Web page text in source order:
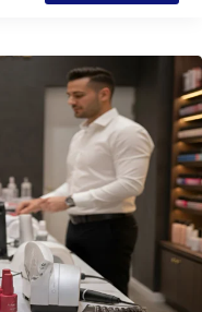
بهترین
فروش
عمده
لوازم
کاشت
ناخن
در
تهران
آدرس